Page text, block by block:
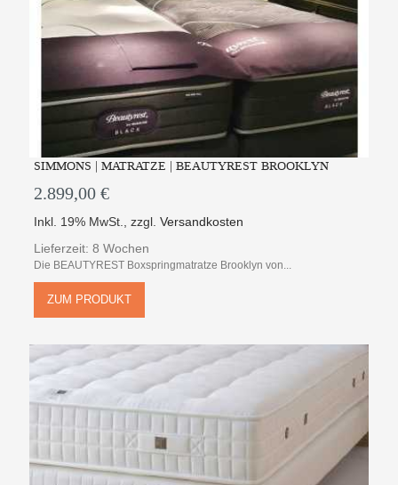
SIMMONS | MATRATZE | BEAUTYREST BROOKLYN
2.899,00 €
Inkl. 19% MwSt. ,zzgl.Versandkosten
Lieferzeit: 8 Wochen
Die BEAUTYREST Boxspringmatratze Brooklyn von...
ZUM PRODUKT